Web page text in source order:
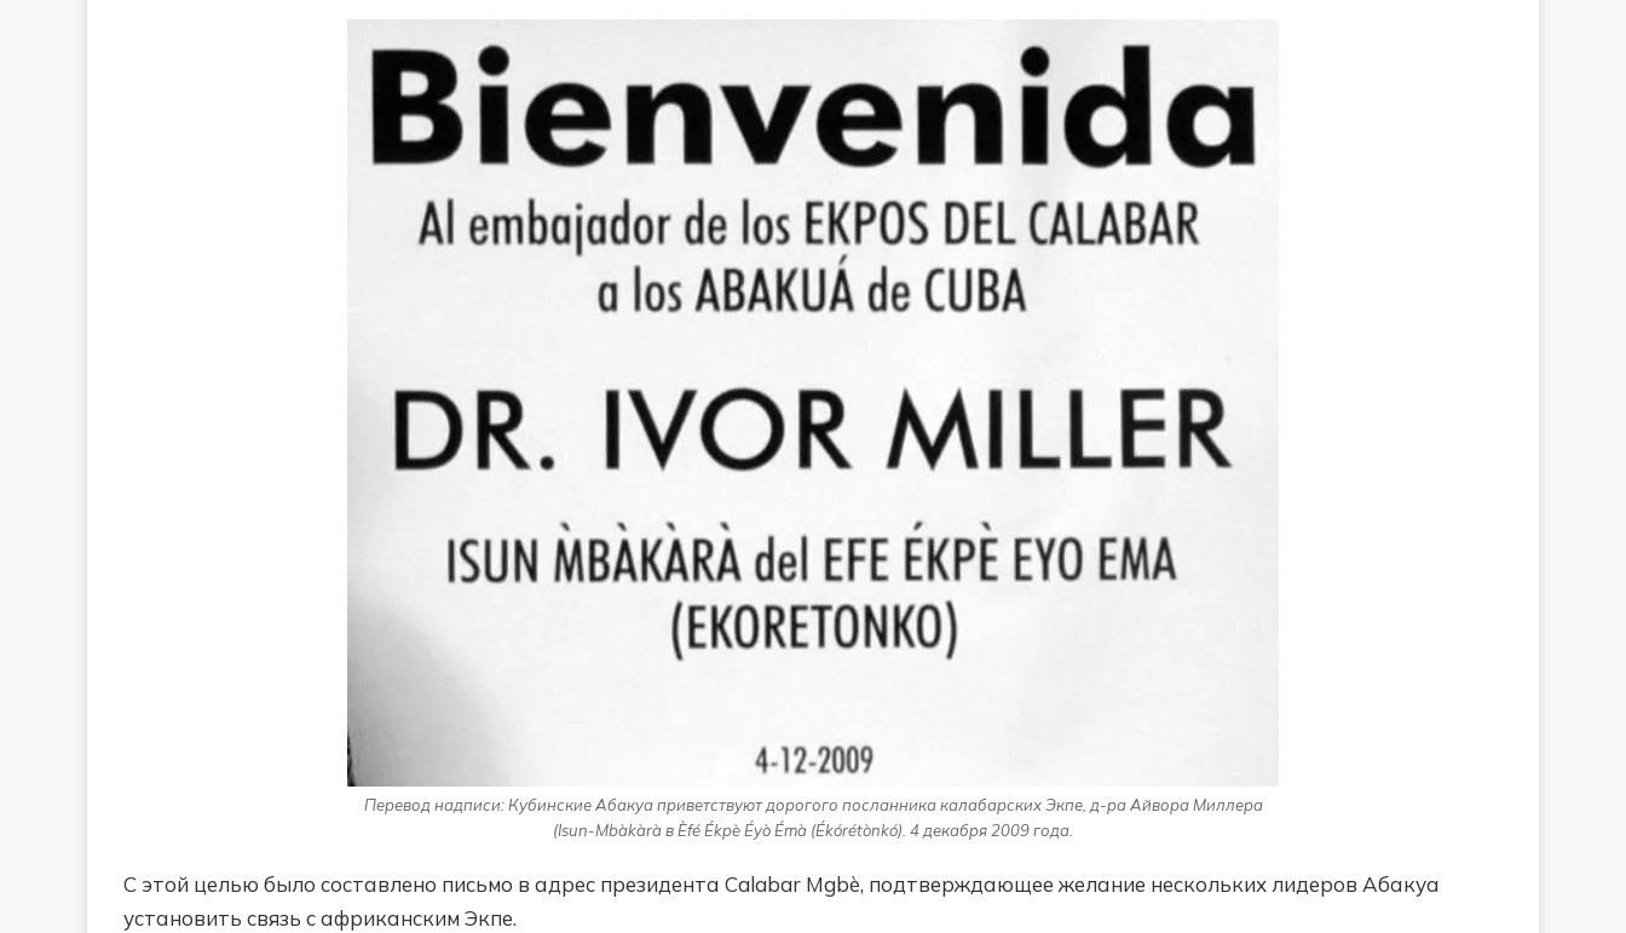
Перевод надписи: Кубинские Абакуа приветствуют дорогого посланника калабарских Экпе, д-ра Айвора Миллера
(Isun-Mbàkàrà в Èfé Ékpè Éyò Émà (Ékórétònkó). 4 декабря 2009 года.
С этой целью было составлено письмо в адрес президента Calabar Mgbè, подтверждающее желание нескольких лидеров Абакуа
установить связь с африканским Экпе.